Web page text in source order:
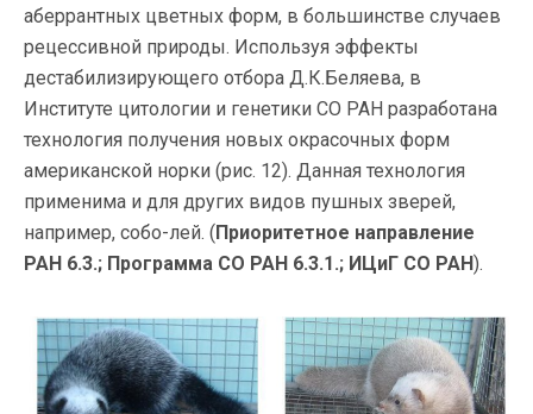
аберрантных цветных форм, в большинстве случаев
рецессивной природы. Используя эффекты
дестабилизирующего отбора Д.К.Беляева, в
Институте цитологии и генетики СО РАН разработана
технология получения новых окрасочных форм
американской норки (рис. 12). Данная технология
применима и для других видов пушных зверей,
например, собо-лей. ( Приоритетное направление
РАН 6.3.; Программа СО РАН 6.3.1.; ИЦиГ СО РАН).